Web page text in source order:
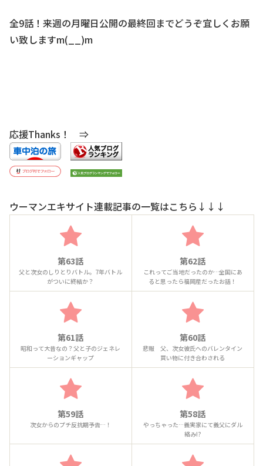
全9話！来週の月曜日公開の最終回までどうぞ宜しくお願
い致しますm(__)m
応援Thanks！ ⇒
ウーマンエキサイト連載記事の一覧はこちら↓↓↓
第63話
父と次女のしりとりバトル。7年バトル
がついに終結か？
第62話
これってご当地だったのか…全国にあ
ると思ったら福岡産だったお話！
第61話
昭和って大昔なの？父と子のジェネレ
ーションギャップ
第60話
悲報 父、次女彼氏へのバレンタイン
買い物に付き合わされる
第59話
次女からのプチ反抗期予告…！
第58話
やっちゃった…義実家にて義父にダル
絡み!?